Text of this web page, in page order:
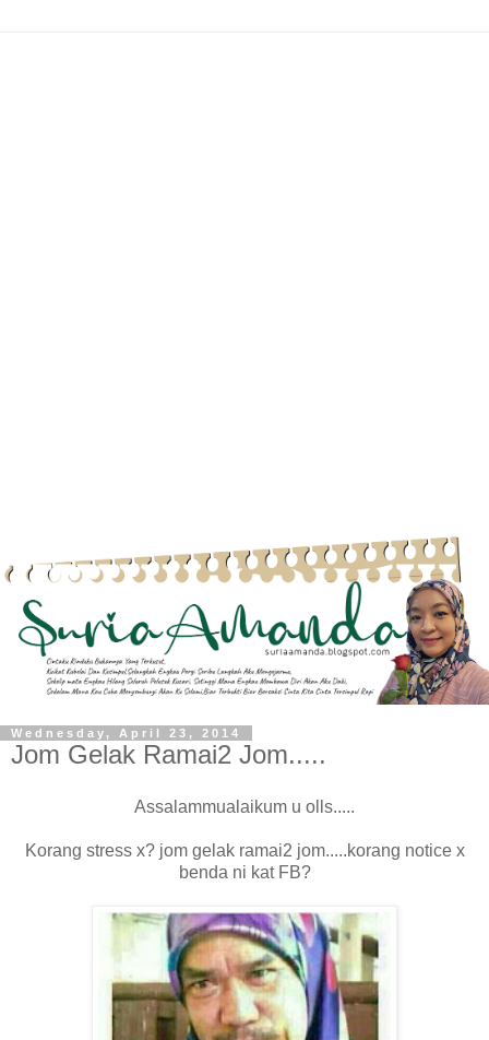
Wednesday, April 23, 2014
Jom Gelak Ramai2 Jom.....
Assalammualaikum u olls.....
Korang stress x? jom gelak ramai2 jom.....korang notice x
benda ni kat FB?